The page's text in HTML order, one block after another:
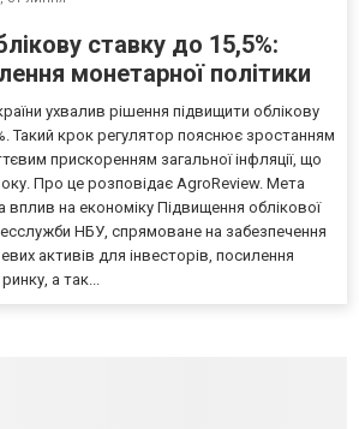
ставку до 15,5%:
монетарної політики
ухвалив рішення підвищити облікову
Такий крок регулятор пояснює зростанням
прискоренням загальної інфляції, що
Про це розповідає AgroReview. Мета
вплив на економіку Підвищення облікової
НБУ, спрямоване на забезпечення
активів для інвесторів, посилення
а так...